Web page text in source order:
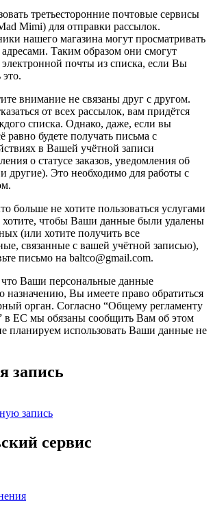
третьесторонние почтовые сервисы
Mimi) для отправки рассылок.
нашего магазина могут просматривать
Таким образом они смогут
почты из списка, если Вы
это.
внимание не связаны друг с другом.
от всех рассылок, вам придётся
списка. Однако, даже, если вы
равно будете получать письма с
в Вашей учётной записи
о статусе заказов, уведомления об
другие). Это необходимо для работы с
больше не хотите пользоваться услугами
хотите, чтобы Ваши данные были удалены
(или хотите получить все
связанные с вашей учётной записью),
письмо на baltco@gmail.com.
Ваши персональные данные
назначению, Вы имеете право обратиться
орган. Согласно “Общему регламенту
в ЕС мы обязаны сообщить Вам об этом
планируем использовать Ваши данные не
запись
запись
сервис